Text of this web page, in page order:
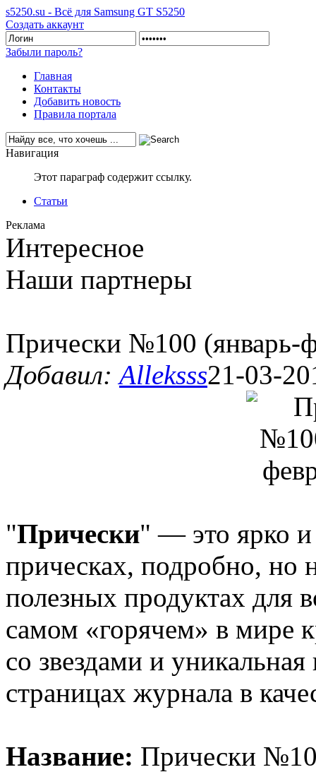
s5250.su - Всё для Samsung GT S5250
Создать аккаунт
Забыли пароль?
Главная
Контакты
Добавить новость
Правила портала
Навигация
Этот параграф содержит ссылку.
Статьи
Реклама
Интересное
Наши партнеры
Прически №100 (январь-
Добавил:Alleksss21-03-
"Прически" — это ярко
прическах, подробно,
полезных продуктах для
самом «горячем» в мире
со звездами и
страницах журнала в
Название: Прически